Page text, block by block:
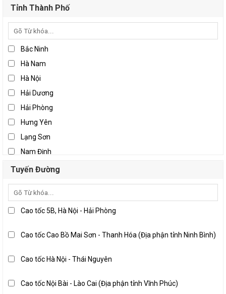
Tỉnh Thành Phố
Bắc Ninh
Hà Nam
Hà Nội
Hải Dương
Hải Phòng
Hưng Yên
Lạng Sơn
Nam Định
Ninh Bình
Thái Nguyên
Vĩnh Phúc
Khánh Hòa
Nghệ An
Thanh Hóa
Tuyến Đường
Cao tốc 5B, Hà Nội - Hải Phòng
Cao tốc Cao Bồ Mai Sơn - Thanh Hóa (Địa phận tỉnh Ninh Bình)
Cao tốc Hà Nội - Thái Nguyên
Cao tốc Nội Bài - Lào Cai (Địa phận tỉnh Vĩnh Phúc)